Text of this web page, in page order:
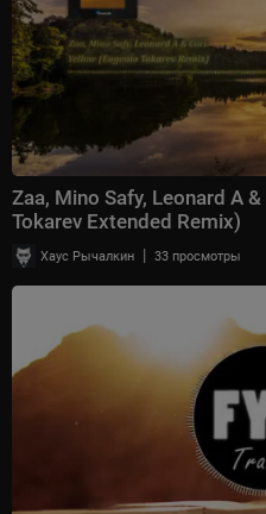
Zaa, Mino Safy, Leonard A
Tokarev Extended Remix)
Хаус Рычалкин | 33 просмотры